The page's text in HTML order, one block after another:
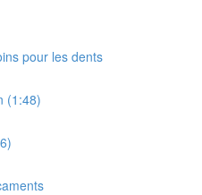
pour les dents
(1:48)